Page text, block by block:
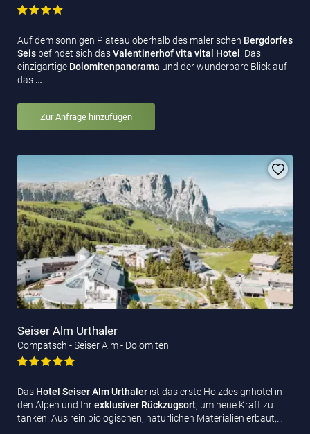
Auf dem sonnigen Plateau oberhalb des malerischen Bergdorfes
Seis befindet sich dasValentinerhof vita vital Hotel
. Das
einzigartige Dolomitenpanorama und der wunderbare Blick auf
das …
Zur Anfrage hinzufügen
Seiser Alm Urthaler
Compatsch - Seiser Alm - Dolomiten
Das Hotel Seiser Alm Urthaler ist das erste Holzdesignhotel in
den Alpen und Ihrexklusiver Rückzugsort, um neue Kraft zu
tanken. Aus rein biologischen, natürlichen Materialien erbaut,…